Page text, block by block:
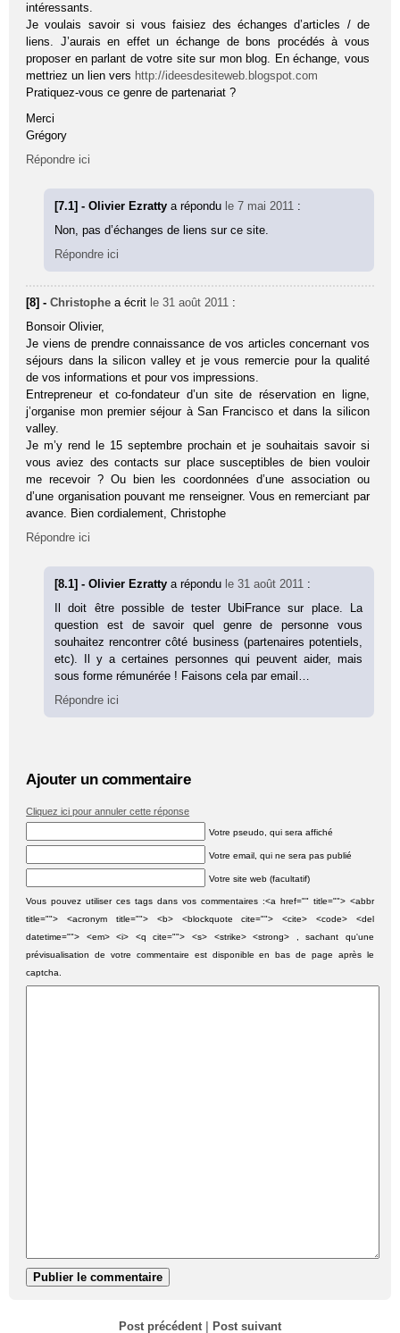
intéressants.
Je voulais savoir si vous faisiez des échanges d’articles / de
liens. J’aurais en effet un échange de bons procédés à vous
proposer en parlant de votre site sur mon blog. En échange, vous
mettriez un lien vers http://ideesdesiteweb.blogspot.com
Pratiquez-vous ce genre de partenariat ?
Merci
Grégory
Répondre ici
[7.1] - Olivier Ezrattya répondu le 7 mai 2011 :
Non, pas d’échanges de liens sur ce site.
Répondre ici
[8] -Christophe a écrit le 31 août 2011 :
Bonsoir Olivier,
Je viens de prendre connaissance de vos articles concernant vos
séjours dans la silicon valley et je vous remercie pour la qualité
de vos informations et pour vos impressions.
Entrepreneur et co-fondateur d’un site de réservation en ligne,
j’organise mon premier séjour à San Francisco et dans la silicon
valley.
Je m’y rend le 15 septembre prochain et je souhaitais savoir si
vous aviez des contacts sur place susceptibles de bien vouloir
me recevoir ? Ou bien les coordonnées d’une association ou
d’une organisation pouvant me renseigner. Vous en remerciant par
avance. Bien cordialement, Christophe
Répondre ici
[8.1] - Olivier Ezrattya répondu le 31 août 2011 :
Il doit être possible de tester UbiFrance sur place. La
question est de savoir quel genre de personne vous
souhaitez rencontrer côté business (partenaires potentiels,
etc). Il y a certaines personnes qui peuvent aider, mais
sous forme rémunérée ! Faisons cela par email…
Répondre ici
Ajouter un commentaire
Cliquez ici pour annuler cette réponse
Votre pseudo, qui sera affiché
Votre email, qui ne sera pas publié
Votre site web (facultatif)
Vous pouvez utiliser ces tags dans vos commentaires :<a href="" title=""> <abbr
title=""> <acronym title=""> <b> <blockquote cite=""> <cite> <code> <del
datetime=""> <em> <i> <q cite=""> <s> <strike> <strong> , sachant qu'une
prévisualisation de votre commentaire est disponible en bas de page après le
captcha.
Post précédent | Post suivant